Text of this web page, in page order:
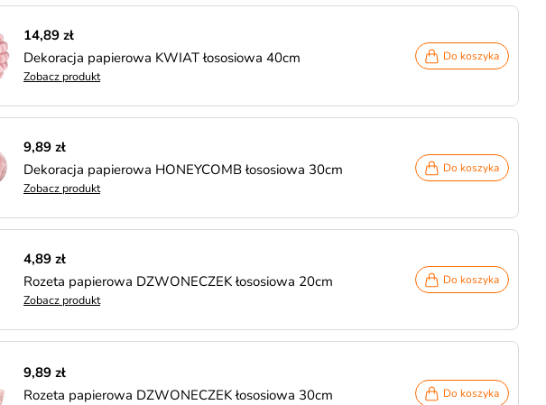
14,89 zł
Dekoracja papierowa KWIAT łososiowa 40cm
Zobacz produkt
Do koszyka
9,89 zł
Dekoracja papierowa HONEYCOMB łososiowa 30cm
Zobacz produkt
Do koszyka
4,89 zł
Rozeta papierowa DZWONECZEK łososiowa 20cm
Zobacz produkt
Do koszyka
9,89 zł
Rozeta papierowa DZWONECZEK łososiowa 30cm
Do koszyka